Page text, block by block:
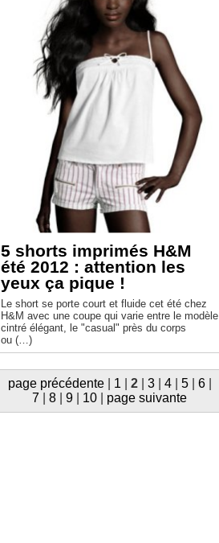
5 shorts imprimés H&M
été 2012 : attention les
yeux ça pique !
Le short se porte court et fluide cet été chez
H&M avec une coupe qui varie entre le modèle
cintré élégant, le "casual" près du corps
ou (…)
page précédente| 1| 2| 3| 4| 5| 6|
7 |8 |9 10 page suivante